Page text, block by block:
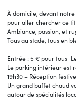
À domicile, devant notre
pour aller chercher ce
Ambiance, passion, et
Tous au stade, tous en
Entrée : 5 € pour tous
Le parking intérieur est
19h30 – Réception festive
Un grand buffet chaud
autour de spécialités